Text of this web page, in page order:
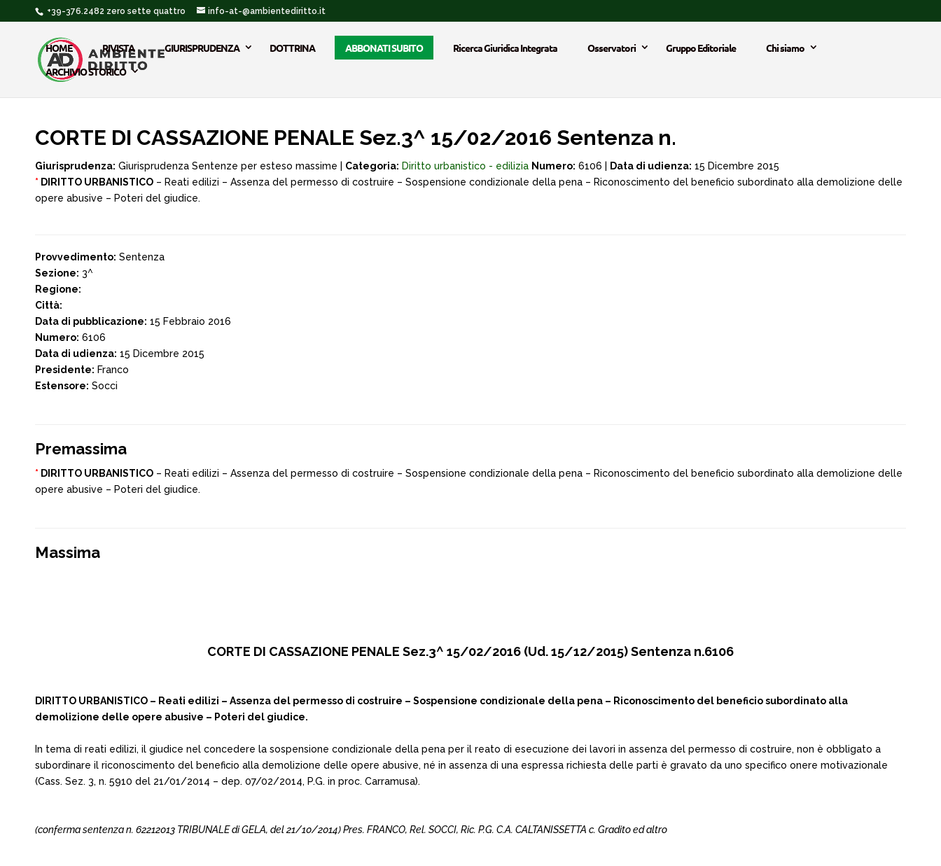
+39-376.2482 zero sette quattro info-at-@ambientediritto.it
HOME RIVISTA GIURISPRUDENZA DOTTRINA ABBONATI SUBITO Ricerca Giuridica Integrata Osservatori Gruppo Editoriale
Chi siamo
ARCHIVIO STORICO
CORTE DI CASSAZIONE PENALE Sez.3^ 15/02/2016 Sentenza n.
Giurisprudenza: Giurisprudenza Sentenze per esteso massime | Categoria: Diritto urbanistico - edilizia Numero: 6106 | Data di udienza: 15 Dicembre 2015
* DIRITTO URBANISTICO – Reati edilizi – Assenza del permesso di costruire – Sospensione condizionale della pena – Riconoscimento del beneficio subordinato alla demolizione delle
opere abusive – Poteri del giudice.
Provvedimento: Sentenza
Sezione: 3^
Regione:
Città:
Data di pubblicazione: 15 Febbraio 2016
Numero: 6106
Data di udienza: 15 Dicembre 2015
Presidente: Franco
Estensore: Socci
Premassima
* DIRITTO URBANISTICO – Reati edilizi – Assenza del permesso di costruire – Sospensione condizionale della pena – Riconoscimento del beneficio subordinato alla demolizione delle
opere abusive – Poteri del giudice.
Massima
CORTE DI CASSAZIONE PENALE Sez.3^ 15/02/2016 (Ud. 15/12/2015) Sentenza n.6106
DIRITTO URBANISTICO – Reati edilizi – Assenza del permesso di costruire – Sospensione condizionale della pena – Riconoscimento del beneficio subordinato alla
demolizione delle opere abusive – Poteri del giudice.
In tema di reati edilizi, il giudice nel concedere la sospensione condizionale della pena per il reato di esecuzione dei lavori in assenza del permesso di costruire, non è obbligato a
subordinare il riconoscimento del beneficio alla demolizione delle opere abusive, né in assenza di una espressa richiesta delle parti è gravato da uno specifico onere motivazionale
(Cass. Sez. 3, n. 5910 del 21/01/2014 – dep. 07/02/2014, P.G. in proc. Carramusa).
(conferma sentenza n. 62212013 TRIBUNALE di GELA, del 21/10/2014) Pres. FRANCO, Rel. SOCCI, Ric. P.G. C.A. CALTANISSETTA c. Gradito ed altro